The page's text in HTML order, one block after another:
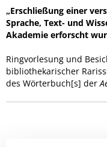
„Erschließung einer
Sprache, Text- und
Akademie erforscht
Ringvorlesung und
bibliothekarischer
des Wörterbuch[s] der